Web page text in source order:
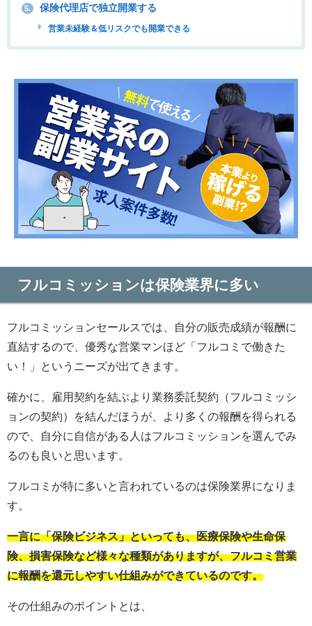
5. 保険代理店で独立開業する
営業未経験＆低リスクでも開業できる
フルコミッションは保険業界に多い
フルコミッションセールスでは、自分の販売成績が報酬に
直結するので、優秀な営業マンほど「フルコミで働きた
い！」というニーズが出てきます。
確かに、雇用契約を結ぶより業務委託契約（フルコミッシ
ョンの契約）を結んだほうが、より多くの報酬を得られる
ので、自分に自信がある人はフルコミッションを選んでみ
るのも良いと思います。
フルコミが特に多いと言われているのは保険業界になりま
す。
一言に「保険ビジネス」といっても、医療保険や生命保
険、損害保険など様々な種類がありますが、フルコミ営業
に報酬を還元しやすい仕組みができているのです。
その仕組みのポイントとは、